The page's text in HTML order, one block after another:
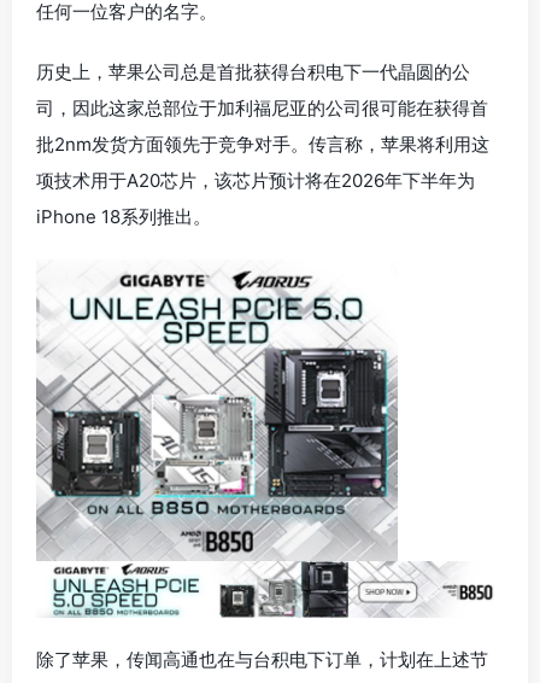
任何一位客户的名字。
历史上，苹果公司总是首批获得台积电下一代晶圆的公
司，因此这家总部位于加利福尼亚的公司很可能在获得首
批2nm发货方面领先于竞争对手。传言称，苹果将利用这
项技术用于A20芯片，该芯片预计将在2026年下半年为
iPhone 18系列推出。
除了苹果，传闻高通也在与台积电下订单，计划在上述节